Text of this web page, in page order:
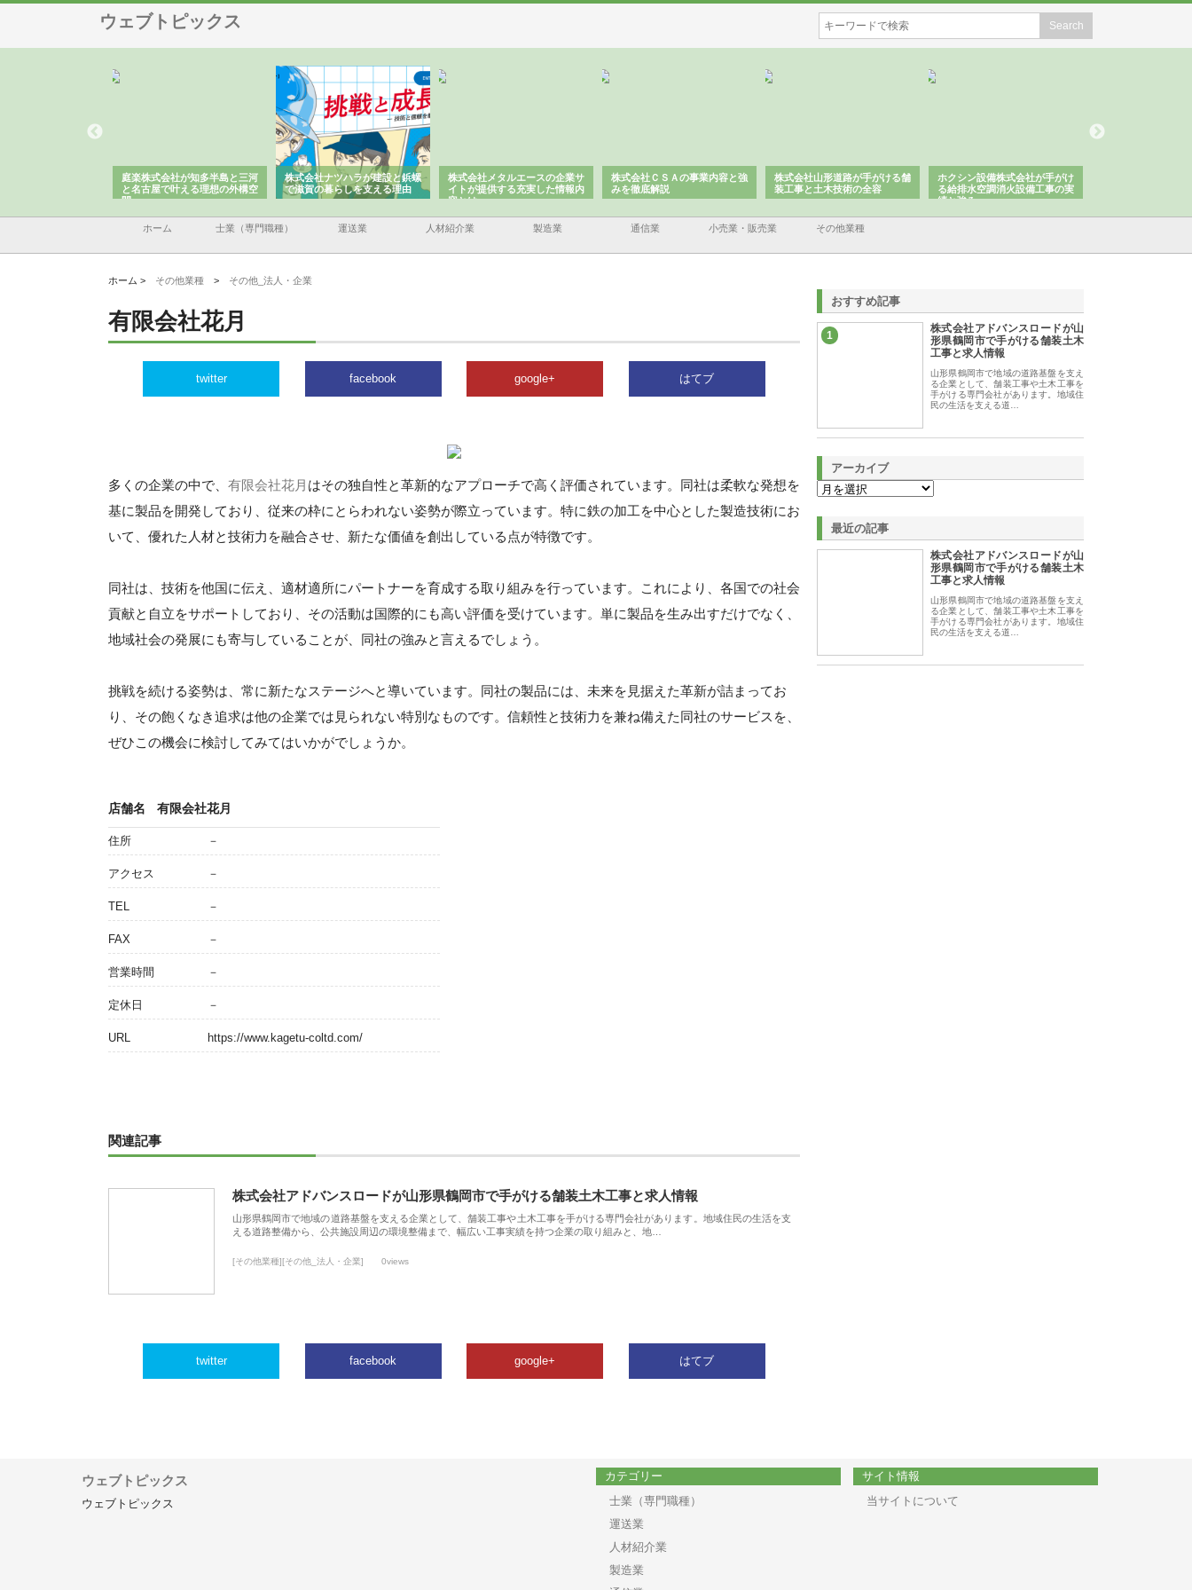
ウェブトピックス
庭楽株式会社が知多半島と三河
と名古屋で叶える理想の外構空
間
株式会社ナツハラが建設と鋲螺
で滋賀の暮らしを支える理由
株式会社メタルエースの企業サ
イトが提供する充実した情報内
容とは
株式会社ＣＳＡの事業内容と強
みを徹底解説
株式会社山形道路が手がける舗
装工事と土木技術の全容
ホクシン設備株式会社が手がけ
る給排水空調消火設備工事の実
績と強み
ホーム 士業（専門職種） 運送業 人材紹介業 製造業 通信業 小売業・販売業 その他業種
ホーム > その他業種 > その他_法人・企業
有限会社花月
twitter facebook google+ はてブ
多くの企業の中で、 有限会社花月 はその独自性と革新的なアプローチで高く評価されています。同社は柔軟な発想を
基に製品を開発しており、従来の枠にとらわれない姿勢が際立っています。特に鉄の加工を中心とした製造技術にお
いて、優れた人材と技術力を融合させ、新たな価値を創出している点が特徴です。
同社は、技術を他国に伝え、適材適所にパートナーを育成する取り組みを行っています。これにより、各国での社会
貢献と自立をサポートしており、その活動は国際的にも高い評価を受けています。単に製品を生み出すだけでなく、
地域社会の発展にも寄与していることが、同社の強みと言えるでしょう。
挑戦を続ける姿勢は、常に新たなステージへと導いています。同社の製品には、未来を見据えた革新が詰まってお
り、その飽くなき追求は他の企業では見られない特別なものです。信頼性と技術力を兼ね備えた同社のサービスを、
ぜひこの機会に検討してみてはいかがでしょうか。
店舗名 有限会社花月
住所 －
アクセス －
TEL －
FAX －
営業時間 －
定休日 －
URL https://www.kagetu-coltd.com/
関連記事
株式会社アドバンスロードが山形県鶴岡市で手がける舗装土木工事と求人情報
山形県鶴岡市で地域の道路基盤を支える企業として、舗装工事や土木工事を手がける専門会社があります。地域住民の生活を支
える道路整備から、公共施設周辺の環境整備まで、幅広い工事実績を持つ企業の取り組みと、地…
[その他業種][その他_法人・企業] 0views
twitter facebook google+ はてブ
おすすめ記事
1
株式会社アドバンスロードが山
形県鶴岡市で手がける舗装土木
工事と求人情報
山形県鶴岡市で地域の道路基盤を支え
る企業として、舗装工事や土木工事を
手がける専門会社があります。地域住
民の生活を支える道…
アーカイブ
最近の記事
株式会社アドバンスロードが山
形県鶴岡市で手がける舗装土木
工事と求人情報
山形県鶴岡市で地域の道路基盤を支え
る企業として、舗装工事や土木工事を
手がける専門会社があります。地域住
民の生活を支える道…
ウェブトピックス
ウェブトピックス
カテゴリー
士業（専門職種）
運送業
人材紹介業
製造業
サイト情報
当サイトについて